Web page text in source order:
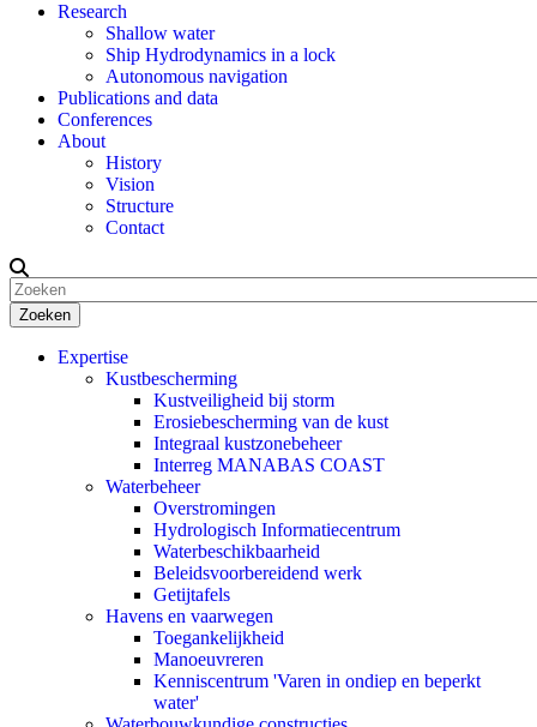
Research
Shallow water
Ship Hydrodynamics in a lock
Autonomous navigation
Publications and data
Conferences
About
History
Vision
Structure
Contact
Zoeken
Expertise
Kustbescherming
Kustveiligheid bij storm
Erosiebescherming van de kust
Integraal kustzonebeheer
Interreg MANABAS COAST
Waterbeheer
Overstromingen
Hydrologisch Informatiecentrum
Waterbeschikbaarheid
Beleidsvoorbereidend werk
Getijtafels
Havens en vaarwegen
Toegankelijkheid
Manoeuvreren
Kenniscentrum 'Varen in ondiep en beperkt
water'